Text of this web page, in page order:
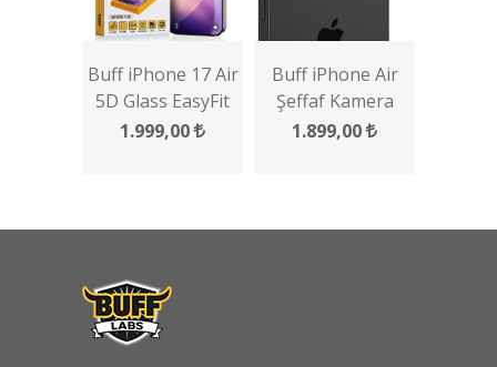
Buff iPhone 17 Air
5D Glass EasyFit
Multipack 2 Adet
1.999,00
Buff iPhone Air
Şeffaf Kamera
Lens Koruyucu 2
1.899,00